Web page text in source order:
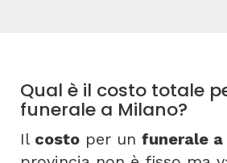
Qual è il costo totale
funerale a Milano?
Il costo per un funerale a